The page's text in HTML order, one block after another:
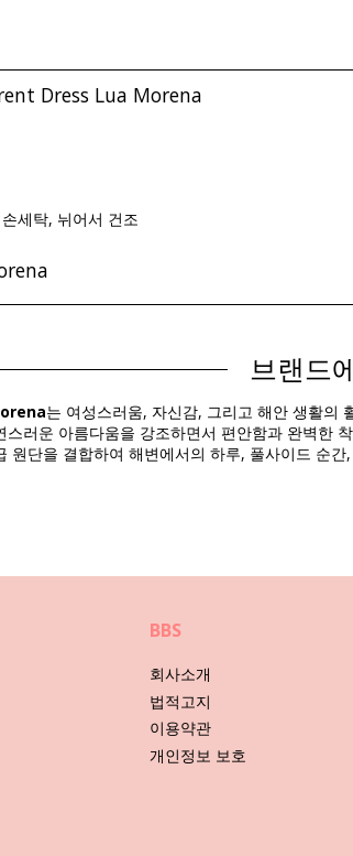
Dress Lua Morena
세탁, 뉘어서 건조
스들 (포함되지 않는 다른 액세서리)
니라 드레스, 스커트, 쇼트 코트, 반바지 등을 사
서 최대한 확실하게 털어 주세요, 집에 와서 진
에서 둘둘 말아놓지 마세요. 왜 그럴까요? 이렇
브랜드
는 여성스러움, 자신감, 그리고 해안 생활의
스러운 아름다움을 강조하면서 편안함과 완벽한
원단을 결합하여 해변에서의 하루, 풀사이드 순
BBS
회사소개
법적고지
이용약관
개인정보 보호